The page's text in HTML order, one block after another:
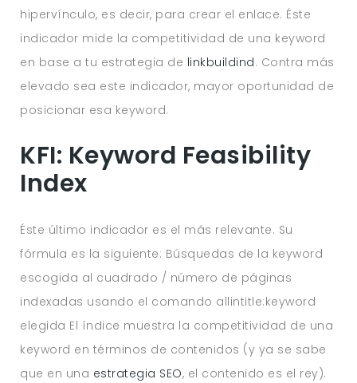
hipervínculo, es decir, para crear el enlace. Éste
indicador mide la competitividad de una keyword
en base a tu estrategia de linkbuildind. Contra más
elevado sea este indicador, mayor oportunidad de
posicionar esa keyword.
KFI: Keyword Feasibility
Index
Éste último indicador es el más relevante. Su
fórmula es la siguiente: Búsquedas de la keyword
escogida al cuadrado / número de páginas
indexadas usando el comando allintitle:keyword
elegida El índice muestra la competitividad de una
keyword en términos de contenidos (y ya se sabe
que en una estrategia SEO, el contenido es el rey).